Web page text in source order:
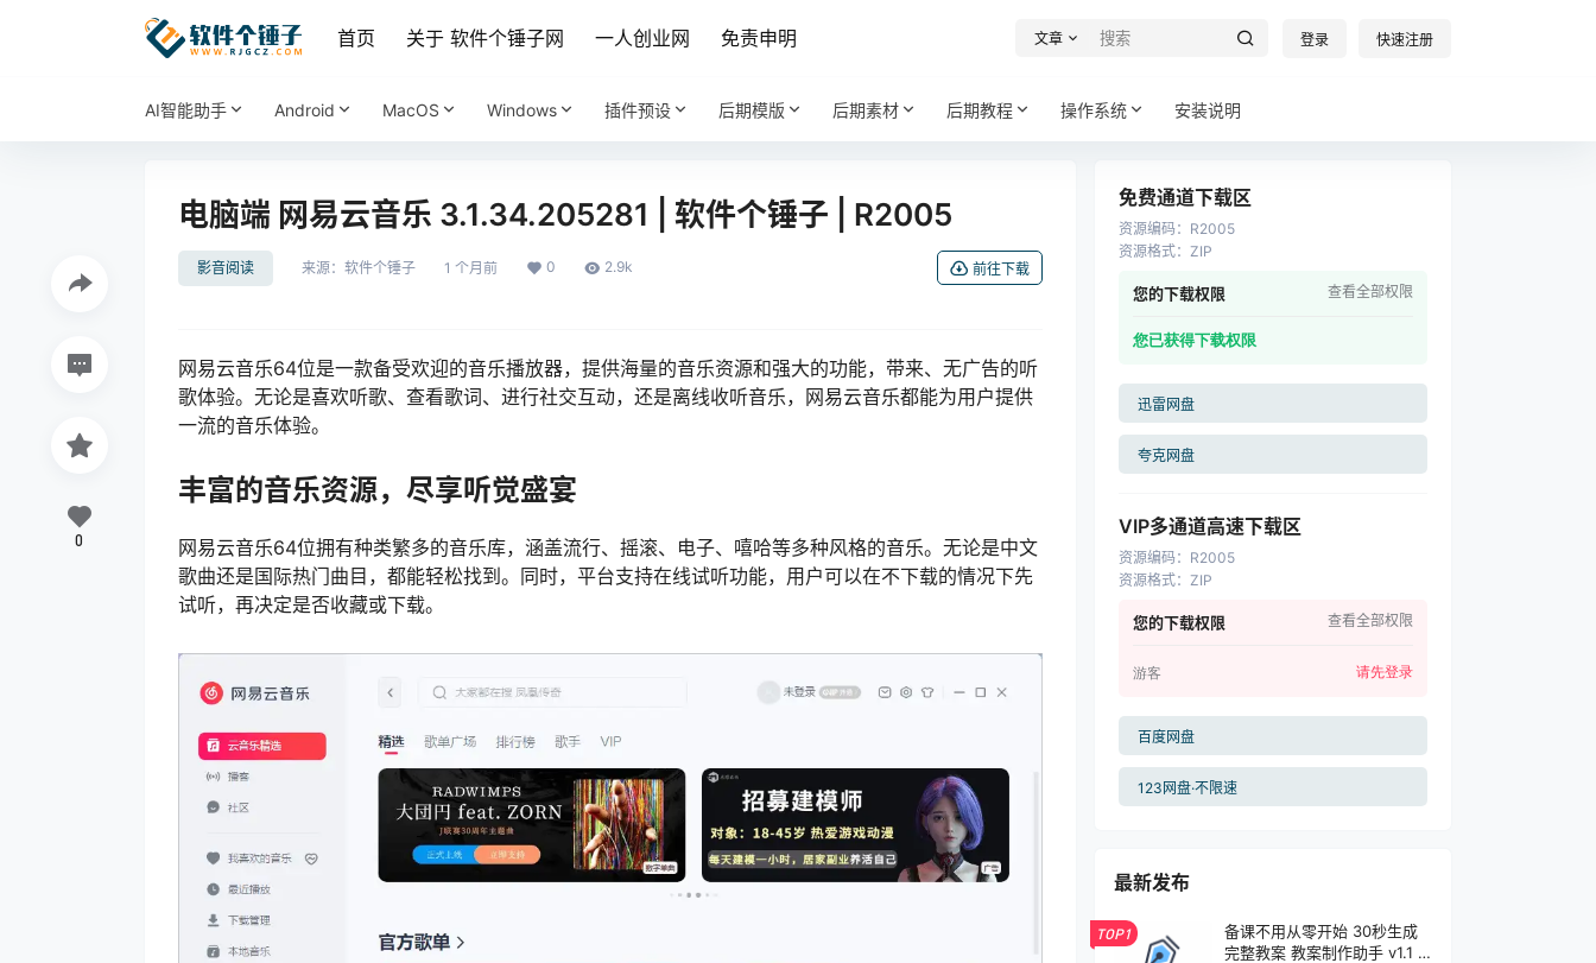
首页 关于 软件个锤子网 一人创业网 免责申明 文章 登录 快速注册
AI智能助手 Android MacOS Windows 插件预设 后期模版 后期素材 后期教程 操作系统 安装说明
电脑端 网易云音乐 3.1.34.205281 | 软件个锤子 | R2005
影音阅读 来源： 软件个锤子 1 个月前 0 2.9k 前往下载
网易云音乐64位是一款备受欢迎的音乐播放器，提供海量的音乐资源和强大的功能，带来、无广告的听
歌体验。无论是喜欢听歌、查看歌词、进行社交互动，还是离线收听音乐，网易云音乐都能为用户提供
一流的音乐体验。
丰富的音乐资源，尽享听觉盛宴
网易云音乐64位拥有种类繁多的音乐库，涵盖流行、摇滚、电子、嘻哈等多种风格的音乐。无论是中文
歌曲还是国际热门曲目，都能轻松找到。同时，平台支持在线试听功能，用户可以在不下载的情况下先
试听，再决定是否收藏或下载。
0
免费通道下载区
资源编码： R2005
资源格式： ZIP
您的下载权限 查看全部权限
您已获得下载权限
迅雷网盘
夸克网盘
VIP多通道高速下载区
资源编码： R2005
资源格式： ZIP
您的下载权限 查看全部权限
游客 请先登录
百度网盘
123网盘·不限速
最新发布
TOP1
备课不用从零开始 30秒生成
完整教案 教案制作助手 v1.1 |